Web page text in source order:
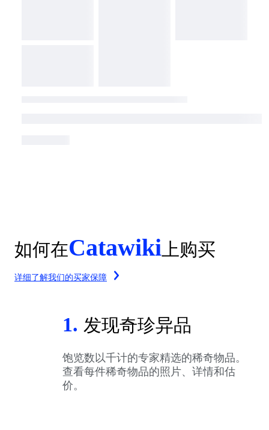
如何在Catawiki 上购买
详细了解我们的买家保障
1. 发现奇珍异品
饱览数以千计的专家精选的稀奇物品。
查看每件稀奇物品的照片、详情和估
价。